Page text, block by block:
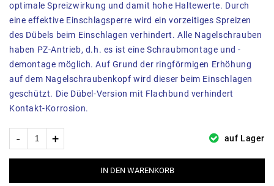
optimale Spreizwirkung und damit hohe Haltewerte. Durch
eine effektive Einschlagsperre wird ein vorzeitiges Spreizen
des Dübels beim Einschlagen verhindert. Alle Nagelschrauben
haben PZ-Antrieb, d.h. es ist eine Schraubmontage und -
demontage möglich. Auf Grund der ringförmigen Erhöhung
auf dem Nagelschraubenkopf wird dieser beim Einschlagen
geschützt. Die Dübel-Version mit Flachbund verhindert
Kontakt-Korrosion.
auf Lager
IN DEN WARENKORB